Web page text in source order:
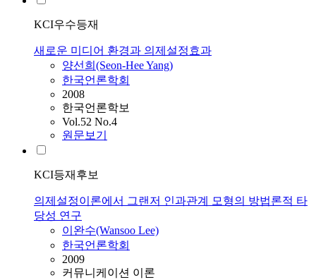
KCI우수등재
새로운 미디어 환경과 의제설정효과
양선희(Seon-Hee Yang)
한국언론학회
2008
한국언론학보
Vol.52 No.4
원문보기
KCI등재후보
의제설정이론에서 그랜저 인과관계 모형의 방법론적 타
당성 연구
이완수(Wansoo Lee)
한국언론학회
2009
커뮤니케이션 이론